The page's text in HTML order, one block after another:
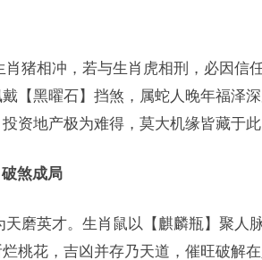
肖猪相冲，若与生肖虎相刑，必因信
戴【黑曜石】挡煞，属蛇人晚年福泽
资地产极为难得，莫大机缘皆藏于此
煞成局
天磨英才。生肖鼠以【麒麟瓶】聚人
桃花，吉凶并存乃天道，催旺破解在